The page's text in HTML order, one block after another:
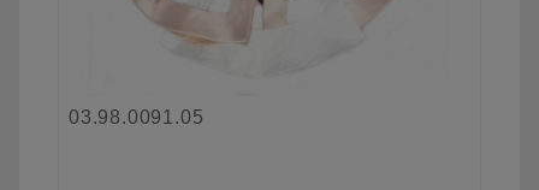
03.98.0091.05